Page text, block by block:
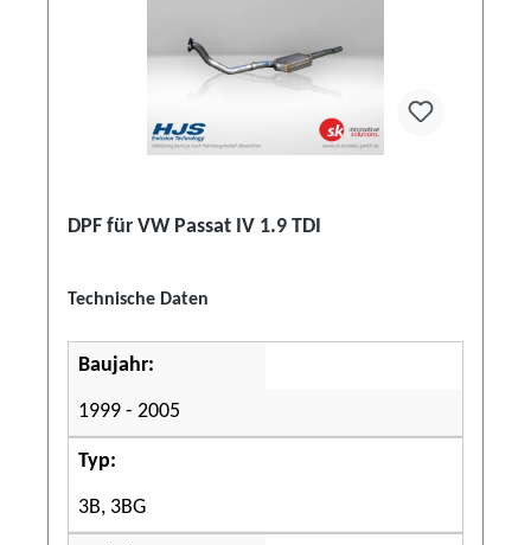
DPF für VW Passat IV 1.9 TDI
Technische Daten
Baujahr:
1999 - 2005
Typ:
3B, 3BG